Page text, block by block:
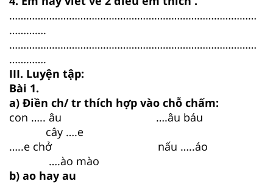
……………………………………………………………………………
………….
……………………………………………………………………………
………….
III. Luyện tập:
Bài 1.
a) Điền ch/ tr thích hợp vào chỗ chấm:
con ….. âu ….âu báu
cây ….e
…..e chở nấu …..áo
….ào mào
b) ao hay au